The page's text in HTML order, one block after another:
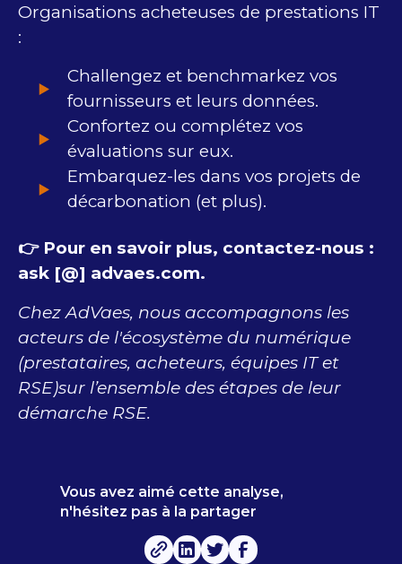
Organisations acheteuses de prestations IT
:
​Challengez et benchmarkez vos
fournisseurs et leurs données.
Confortez ou complétez vos
évaluations sur eux.
Embarquez-les dans vos projets de
décarbonation (et plus).
👉 Pour en savoir plus, contactez-nous :
ask​ [@] advaes.com​.
Chez AdVaes, nous accompagnons les
acteurs ​d​e l'écosystème du numérique ​
(prestataires, acheteurs, équipes IT et
RSE)sur l’ensemble des étapes de leur
démarche RSE.
Vous avez aimé cette analyse,
n'hésitez pas à la partager